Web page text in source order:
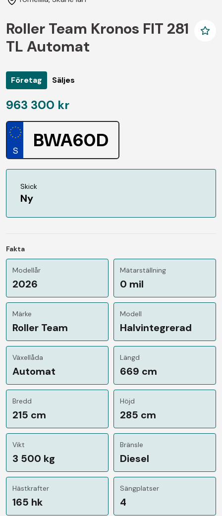
Roller Team Kronos FIT 281
TL Automat
Företag Säljes
963 300 kr
BWA60D
Skick
Ny
Fakta
Modellår
2026
Mätarställning
0 mil
Märke
Roller Team
Modell
Halvintegrerad
Växellåda
Automat
Längd
669 cm
Bredd
215 cm
Höjd
285 cm
Vikt
3 500 kg
Bränsle
Diesel
Hästkrafter
165 hk
Sängplatser
4